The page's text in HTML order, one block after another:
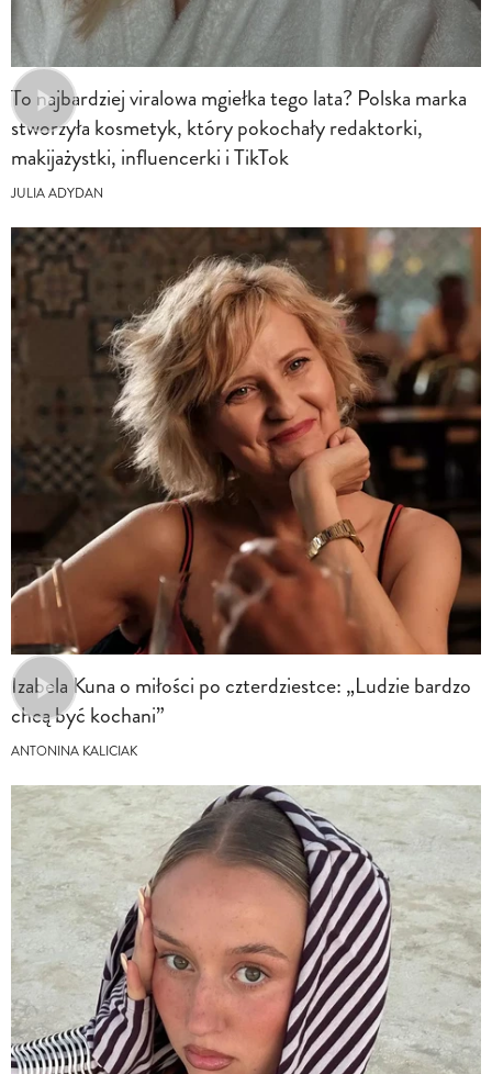
To najbardziej viralowa mgiełka tego lata? Polska marka
stworzyła kosmetyk, który pokochały redaktorki,
makijażystki, influencerki i TikTok
JULIA ADYDAN
Izabela Kuna o miłości po czterdziestce: „Ludzie bardzo
chcą być kochani”
ANTONINA KALICIAK